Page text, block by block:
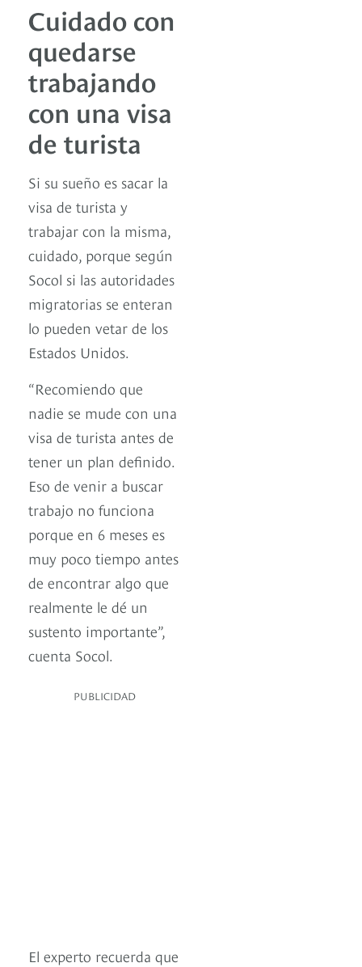
Cuidado con
quedarse
trabajando
con una visa
de turista
Si su sueño es sacar la
visa de turista y
trabajar con la misma,
cuidado, porque según
Socol si las autoridades
migratorias se enteran
lo pueden vetar de los
Estados Unidos.
“Recomiendo que
nadie se mude con una
visa de turista antes de
tener un plan definido.
Eso de venir a buscar
trabajo no funciona
porque en 6 meses es
muy poco tiempo antes
de encontrar algo que
realmente le dé un
sustento importante”,
cuenta Socol.
PUBLICIDAD
El experto recuerda que